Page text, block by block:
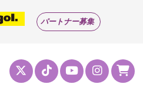
パートナー募集